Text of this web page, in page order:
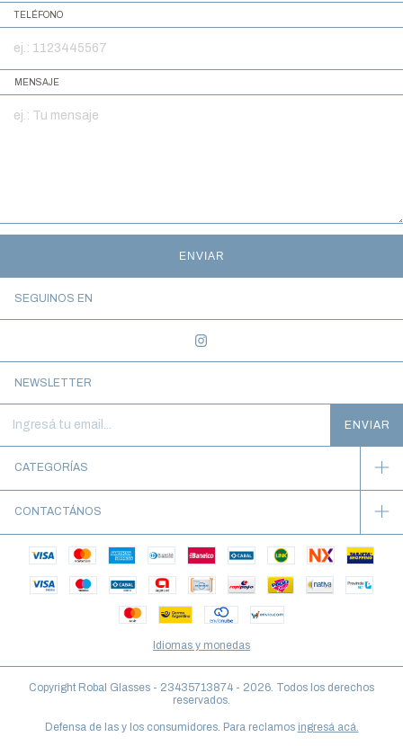
TELÉFONO
MENSAJE
ENVIAR
SEGUINOS EN
NEWSLETTER
CATEGORÍAS
CONTACTÁNOS
Idiomas y monedas
Copyright Robal Glasses - 23435713874 - 2026. Todos los derechos
reservados.
Defensa de las y los consumidores. Para reclamos ingresá acá.